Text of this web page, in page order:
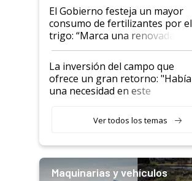
El Gobierno festeja un mayor
consumo de fertilizantes por el
trigo: “Marca una renovada
confianza de los productores”
La inversión del campo que
ofrece un gran retorno: "Había
una necesidad en este
Ver todos los temas
Maquinarias y vehículos